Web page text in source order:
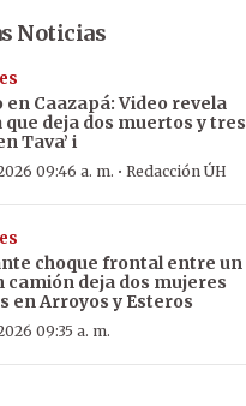
Noticias
en Caazapá: Video revela
que deja dos muertos y tres
Tava’ i
09:46 a. m. · Redacción ÚH
choque frontal entre un
camión deja dos mujeres
en Arroyos y Esteros
09:35 a. m.